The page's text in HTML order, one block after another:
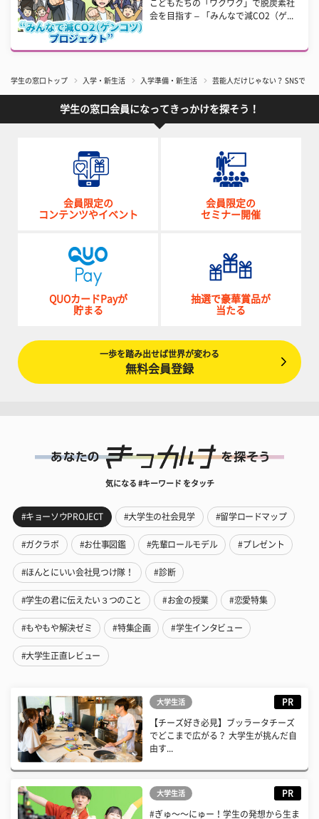
こどもたちの「ワクワク」で脱炭素社
会を目指す – 「みんなで減CO2（ゲ...
学生の窓口トップ 入学・新生活 入学準備・新生活 芸能人だけじゃない？ SNSで「
学生の窓口会員になってきっかけを探そう！
会員限定の
コンテンツやイベント
会員限定の
セミナー開催
QUOカードPayが
貯まる
抽選で豪華賞品が
当たる
一歩を踏み出せば世界が変わる
無料会員登録
気になる #キーワード をタッチ
#キョーソウPROJECT #大学生の社会見学 #留学ロードマップ
#ガクラボ #お仕事図鑑 #先輩ロールモデル #プレゼント
#ほんとにいい会社見つけ隊！ #診断
#学生の君に伝えたい３つのこと #お金の授業 #恋愛特集
#もやもや解決ゼミ #特集企画 #学生インタビュー
#大学生正直レビュー
大学生活 PR
【チーズ好き必見】ブッラータチーズ
でどこまで広がる？ 大学生が挑んだ自
由す...
大学生活 PR
#ぎゅ〜〜にゅー！学生の発想から生ま